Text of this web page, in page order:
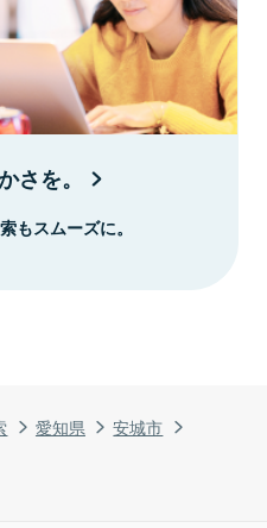
愛知県
安城市
さを。
もスムーズに。